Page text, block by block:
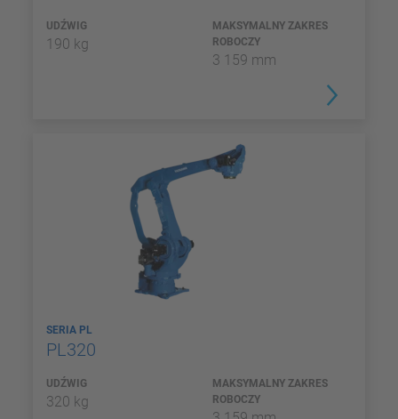
UDŹWIG
190 kg
MAKSYMALNY ZAKRES
ROBOCZY
3 159 mm
SERIA PL
PL320
UDŹWIG
320 kg
MAKSYMALNY ZAKRES
ROBOCZY